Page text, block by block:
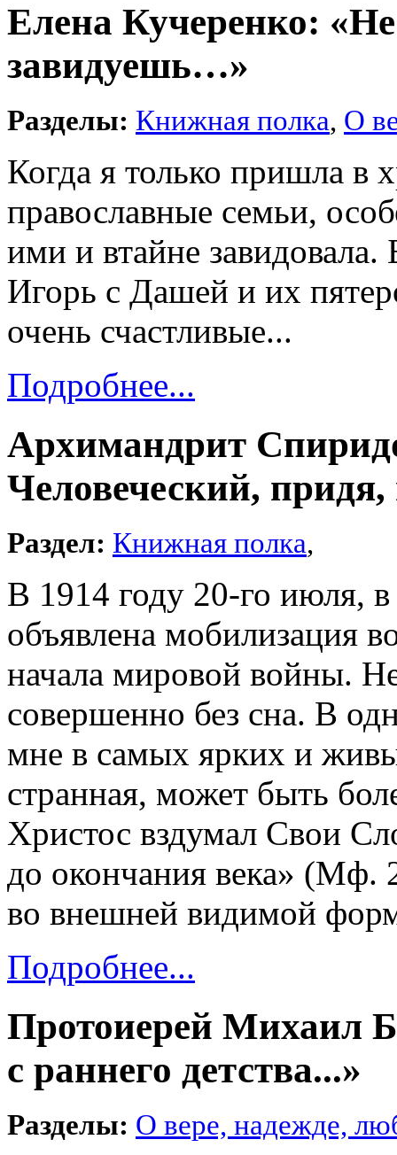
Елена Кучеренко:
завидуешь…»
Разделы: Книжная полка, О
Когда я только пришла в
православные семьи,
ими и втайне
Игорь с Дашей и их
очень счастливые...
Подробнее...
Архимандрит
Человеческий, придя,
Раздел: Книжная полка,
В 1914 году 20-го июля,
объявлена мобилизация
начала мировой войны.
совершенно без сна. В
мне в самых ярких и
странная, может быть
Христос вздумал Свои
до окончания века» (Мф.
во внешней видимой
Подробнее...
Протоиерей Михаил
с раннего детства...»
Разделы: О вере, надежде,